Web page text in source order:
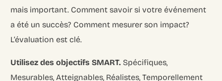
mais important. Comment savoir si votre événement
a été un succès? Comment mesurer son impact?
L’évaluation est clé.
Utilisez des objectifs SMART. Spécifiques,
Mesurables, Atteignables, Réalistes, Temporellement